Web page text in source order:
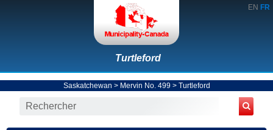
EN FR
Turtleford
Saskatchewan > Mervin No. 499> Turtleford